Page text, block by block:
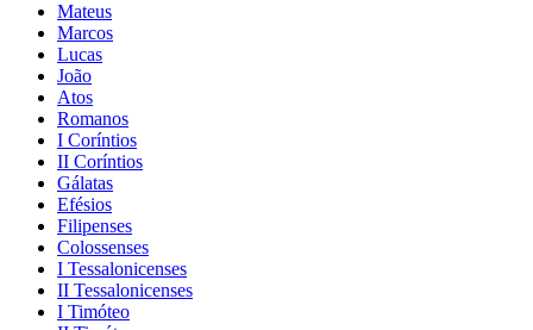
Mateus
Marcos
Lucas
João
Atos
Romanos
I Coríntios
II Coríntios
Gálatas
Efésios
Filipenses
Colossenses
I Tessalonicenses
II Tessalonicenses
I Timóteo